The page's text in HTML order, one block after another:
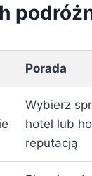
Porada
Wybierz
hotel lub
reputacją